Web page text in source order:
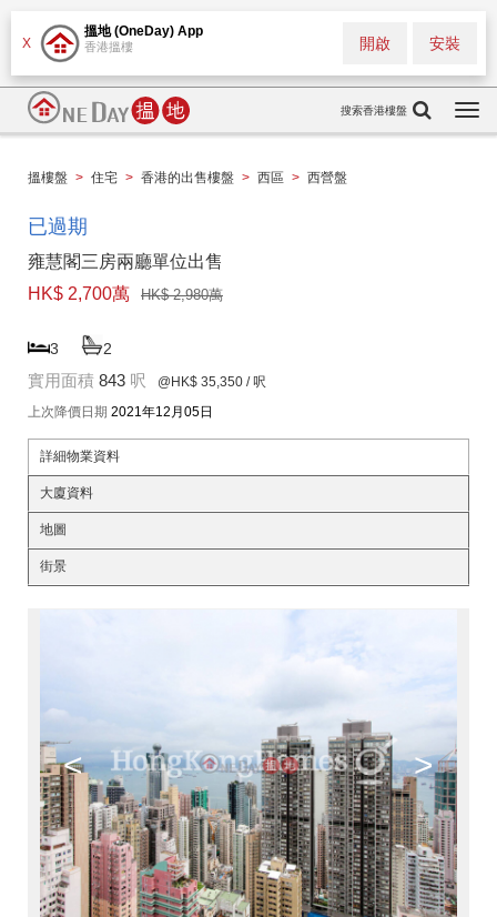
X
搵地 (OneDay) App
香港搵樓 安裝
開啟
搜索香港樓盤
搵樓盤 > 住宅 > 香港的出售樓盤 > 西區 > 西營盤
已過期
雍慧閣三房兩廳單位出售
HK$ 2,700萬
HK$ 2,980萬
3 2
實用面積 843 呎 @HK$ 35,350 / 呎
上次降價日期 2021年12月05日
詳細物業資料
大廈資料
地圖
街景
< >